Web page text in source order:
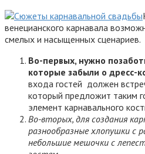
венецианского карнавала
смелых и насыщенных сценариев.
Во-первых, нужно
которые забыли о дресс-
входа гостей должен
который предложит таким
элемент карнавального
Во-вторых, для создания
разнообразные хлопушки с
небольшие мешочки с